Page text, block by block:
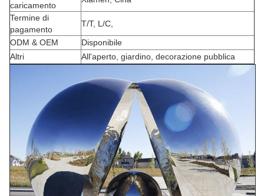
caricamento
Termine di
pagamento
T/T, L/C,
ODM & OEM
Disponibile
Altri
All'aperto, giardino, decorazione pubblica